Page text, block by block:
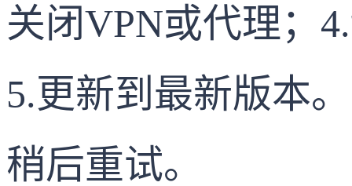
关闭VPN或代理；
5.更新到最新版本
稍后重试。